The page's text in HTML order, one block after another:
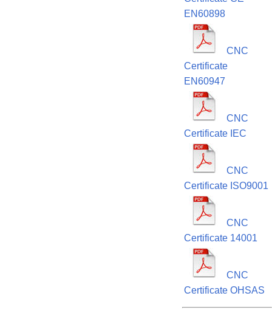
EN60898
CNC
Certificate
EN60947
CNC
Certificate IEC
CNC
Certificate ISO9001
CNC
Certificate 14001
CNC
Certificate OHSAS